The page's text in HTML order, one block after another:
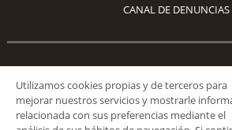
CANAL DE DENUNCIAS
Utilizamos cookies propias y de terceros para
mejorar nuestros servicios y mostrarle
relacionada con sus preferencias mediante el